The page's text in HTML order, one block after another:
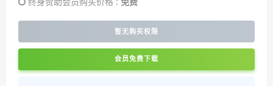
终身赞助会员购买价格 : 免费
暂无购买权限
会员免费下载